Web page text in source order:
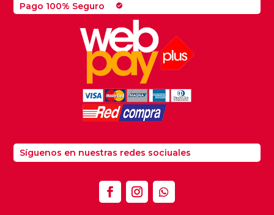
Pago 100% Seguro check_circle
Síguenos en nuestras redes sociuales